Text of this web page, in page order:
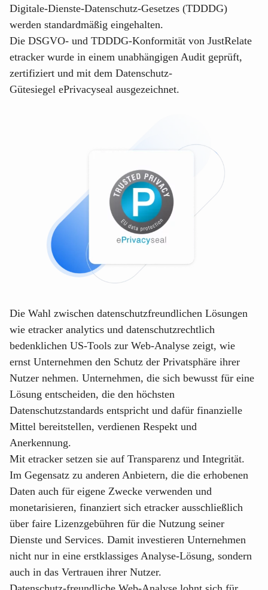
Digitale-Dienste-Datenschutz-Gesetzes (TDDDG)
werden standardmäßig eingehalten.
Die DSGVO- und TDDDG-Konformität von JustRelate
etracker wurde in einem unabhängigen Audit geprüft,
zertifiziert und mit dem Datenschutz-
Gütesiegel ePrivacyseal ausgezeichnet.
Die Wahl zwischen datenschutzfreundlichen Lösungen
wie etracker analytics und datenschutzrechtlich
bedenklichen US-Tools zur Web-Analyse zeigt, wie
ernst Unternehmen den Schutz der Privatsphäre ihrer
Nutzer nehmen. Unternehmen, die sich bewusst für eine
Lösung entscheiden, die den höchsten
Datenschutzstandards entspricht und dafür finanzielle
Mittel bereitstellen, verdienen Respekt und
Anerkennung.
Mit etracker setzen sie auf Transparenz und Integrität.
Im Gegensatz zu anderen Anbietern, die die erhobenen
Daten auch für eigene Zwecke verwenden und
monetarisieren, finanziert sich etracker ausschließlich
über faire Lizenzgebühren für die Nutzung seiner
Dienste und Services. Damit investieren Unternehmen
nicht nur in eine erstklassiges Analyse-Lösung, sondern
auch in das Vertrauen ihrer Nutzer.